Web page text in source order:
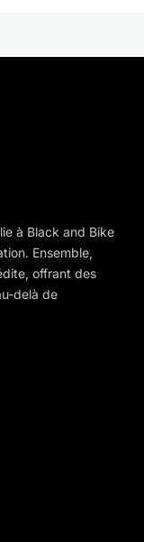
à Black and Bike
Ensemble,
offrant des
delà de